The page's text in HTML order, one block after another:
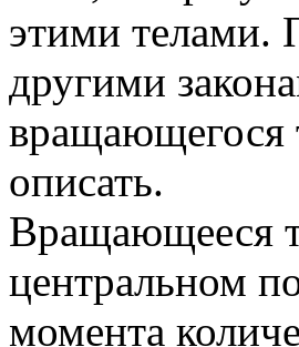
этими телами.
другими
вращающегося
описать.
Вращающееся
центральном
момента